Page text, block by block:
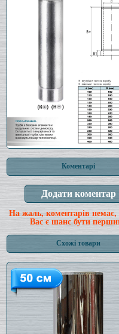
Коментарі
На жаль, коментарів немає,
Вас є шанс бути
Схожі товари